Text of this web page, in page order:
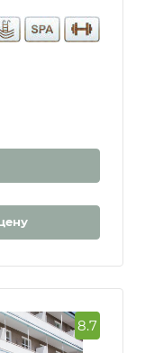
8.7